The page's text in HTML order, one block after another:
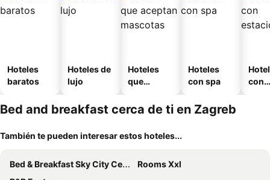
Hoteles
baratos
Hoteles de
lujo
Hoteles
que
mascotas
Hoteles
con spa
con
Bed and breakfast cerca de ti en Zagreb
También te pueden interesar estos hoteles...
Bed & Breakfast Sky City Center
Rooms Xxl